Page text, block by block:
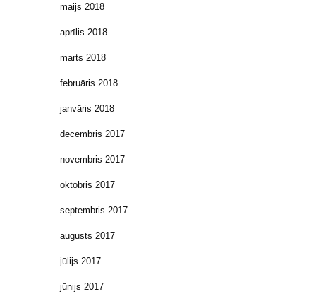
maijs 2018
aprīlis 2018
marts 2018
februāris 2018
janvāris 2018
decembris 2017
novembris 2017
oktobris 2017
septembris 2017
augusts 2017
jūlijs 2017
jūnijs 2017